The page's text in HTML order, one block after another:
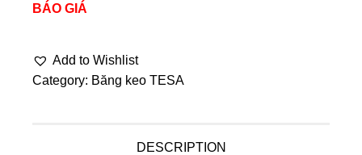
BÁO GIÁ
Add to Wishlist
Category: Băng keo TESA
DESCRIPTION